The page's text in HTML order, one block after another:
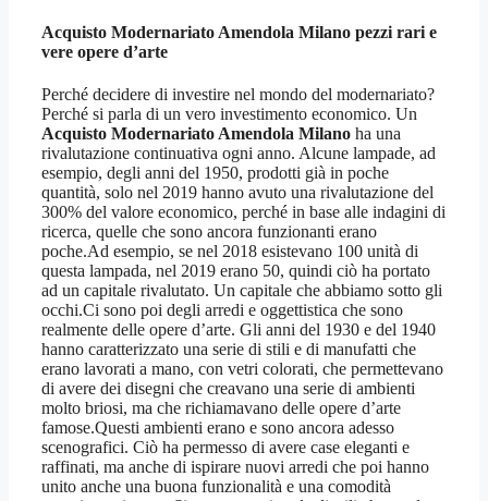
Acquisto Modernariato Amendola Milano pezzi rari e
vere opere d’arte
Perché decidere di investire nel mondo del modernariato?
Perché si parla di un vero investimento economico. Un
Acquisto Modernariato Amendola Milano ha una
rivalutazione continuativa ogni anno. Alcune lampade, ad
esempio, degli anni del 1950, prodotti già in poche
quantità, solo nel 2019 hanno avuto una rivalutazione del
300% del valore economico, perché in base alle indagini di
ricerca, quelle che sono ancora funzionanti erano
poche.Ad esempio, se nel 2018 esistevano 100 unità di
questa lampada, nel 2019 erano 50, quindi ciò ha portato
ad un capitale rivalutato. Un capitale che abbiamo sotto gli
occhi.Ci sono poi degli arredi e oggettistica che sono
realmente delle opere d’arte. Gli anni del 1930 e del 1940
hanno caratterizzato una serie di stili e di manufatti che
erano lavorati a mano, con vetri colorati, che permettevano
di avere dei disegni che creavano una serie di ambienti
molto briosi, ma che richiamavano delle opere d’arte
famose.Questi ambienti erano e sono ancora adesso
scenografici. Ciò ha permesso di avere case eleganti e
raffinati, ma anche di ispirare nuovi arredi che poi hanno
unito anche una buona funzionalità e una comodità